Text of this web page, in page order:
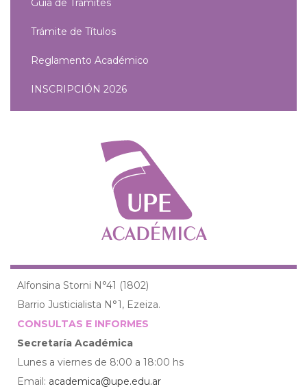
Guía de Trámites
Trámite de Títulos
Reglamento Académico
INSCRIPCIÓN 2026
Alfonsina Storni N°41 (1802)
Barrio Justicialista N°1, Ezeiza.
CONSULTAS E INFORMES
Secretaría Académica
Lunes a viernes de 8:00 a 18:00 hs
Email: academica@upe.edu.ar